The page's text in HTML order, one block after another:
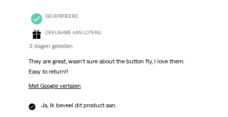
GEVERIFIEERD
DEELNAME AAN LOTERIJ
3 dagen geleden
They are great, wasn’t sure about the button fly, I love them.
Easy to return!!
Met Google vertalen
Ja, Ik beveel dit product aan.